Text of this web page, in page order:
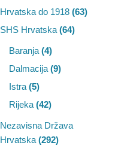
Hrvatska do 1918 (63)
SHS Hrvatska (64)
Baranja (4)
Dalmacija (9)
Istra (5)
Rijeka (42)
Nezavisna Država
Hrvatska (292)